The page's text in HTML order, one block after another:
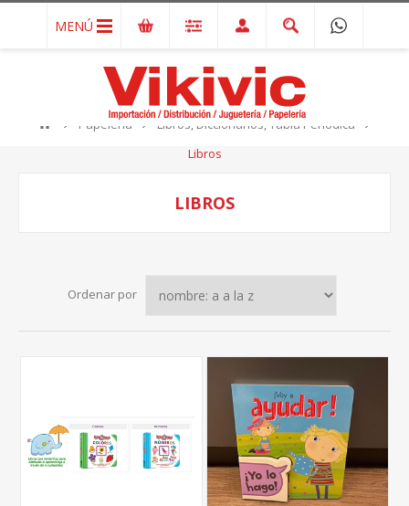
MENÚ
Papelería
Libros, Diccionarios, Tabla Periódica
Libros
LIBROS
Ordenar por